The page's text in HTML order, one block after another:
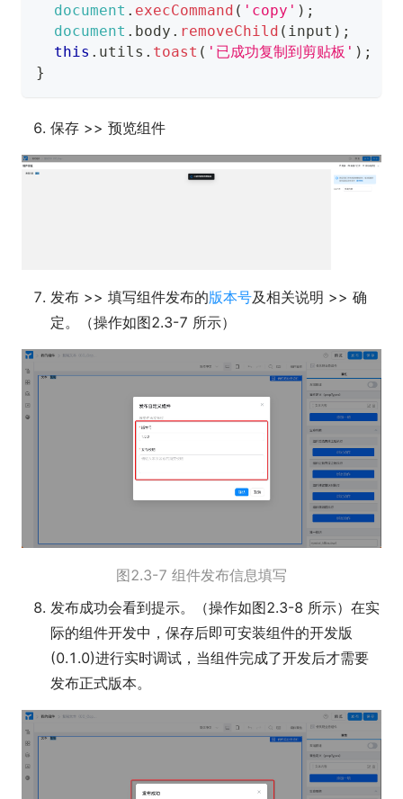
document . execCommand ( 'copy' ) ;
document . body . removeChild ( input ) ;
this . utils . toast ( '已成功复制到剪贴板' ) ;
}
保存 >> 预览组件
发布 >> 填写组件发布的版本号及相关说明 >> 确
定。（操作如图2.3-7 所示）
图2.3-7 组件发布信息填写
发布成功会看到提示。（操作如图2.3-8 所示）在实
际的组件开发中，保存后即可安装组件的开发版
(0.1.0)进行实时调试，当组件完成了开发后才需要
发布正式版本。